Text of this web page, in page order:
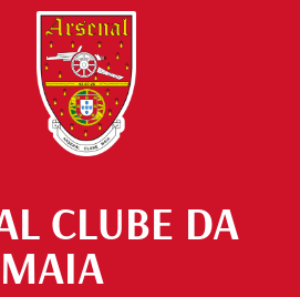
CLUBE DA
MAIA